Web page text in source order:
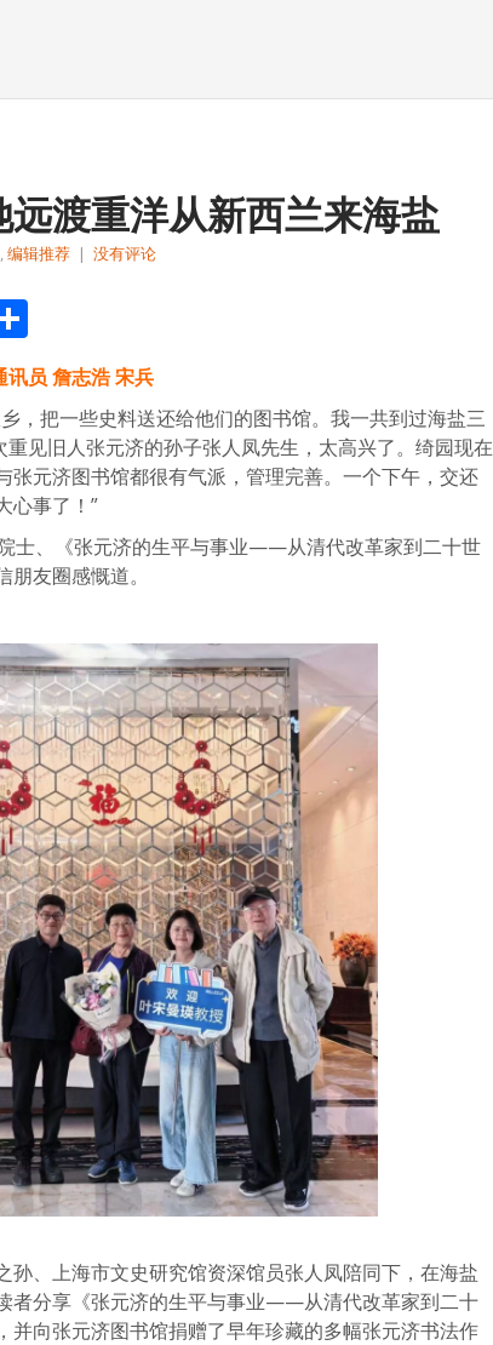
渡重洋从新西兰来海盐
,编辑推荐 | 没有评论
享
讯员 詹志浩 宋兵
，把一些史料送还给他们的图书馆。我一共到过海盐三
见旧人张元济的孙子张人凤先生，太高兴了。绮园现在
张元济图书馆都很有气派，管理完善。一个下午，交还
心事了！”
士、《张元济的生平与事业——从清代改革家到二十世
友圈感慨道。
孙、上海市文史研究馆资深馆员张人凤陪同下，在海盐
者分享《张元济的生平与事业——从清代改革家到二十
并向张元济图书馆捐赠了早年珍藏的多幅张元济书法作